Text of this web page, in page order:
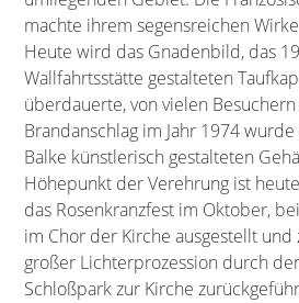
machte ihrem segensreichen
Heute wird das Gnadenbild, das
Wallfahrtsstätte gestalteten
überdauerte, von vielen
Brandanschlag im Jahr 1974
Balke künstlerisch gestalteten
Höhepunkt der Verehrung ist
das Rosenkranzfest im Oktober,
im Chor der Kirche ausgestellt und
großer Lichterprozession durch
Schloßpark zur Kirche